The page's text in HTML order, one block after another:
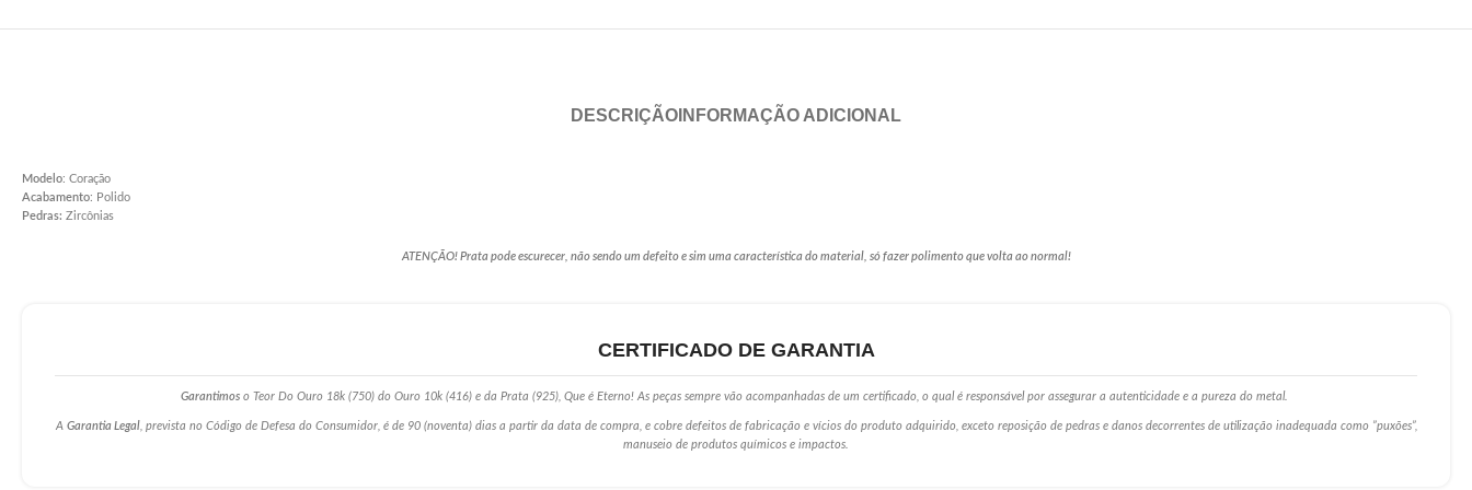
DESCRIÇÃO INFORMAÇÃO ADICIONAL
Modelo: Coração
Acabamento: Polido
Pedras: Zircônias
ATENÇÃO! Prata pode escurecer, não sendo um defeito e sim uma característica do material, só fazer polimento que volta ao normal!
CERTIFICADO DE GARANTIA
Garantimos o Teor Do Ouro 18k (750) do Ouro 10k (416) e da Prata (925), Que é Eterno! As peças sempre vão acompanhadas de um certificado, o qual é responsável por assegurar a autenticidade e a pureza do metal.
A Garantia Legal, prevista no Código de Defesa do Consumidor, é de 90 (noventa) dias a partir da data de compra, e cobre defeitos de fabricação e vícios do produto adquirido, exceto reposição de pedras e danos decorrentes de utilização inadequada como ”puxões”,
manuseio de produtos químicos e impactos.